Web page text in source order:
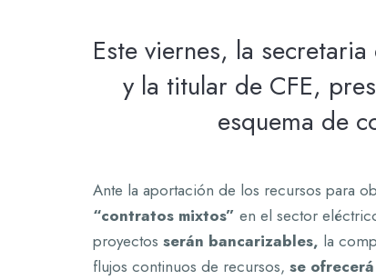
Este viernes, la
y la titular de CFE,
esquema de
Ante la aportación de los recursos para
“contratos mixtos” en el sector
proyectos serán bancarizables, la
flujos continuos de recursos, se